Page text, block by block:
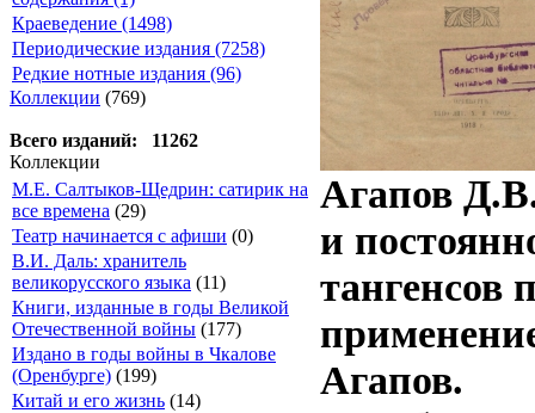
Краеведение (1498)
Периодические издания (7258)
Редкие нотные издания (96)
Коллекции (769)
Всего изданий: 11262
Коллекции
М.Е. Салтыков-Щедрин: сатирик на
все времена (29)
Театр начинается с афиши (0)
В.И. Даль: хранитель
великорусского языка (11)
Книги, изданные в годы Великой
Отечественной войны (177)
Издано в годы войны в Чкалове
(Оренбурге) (199)
Китай и его жизнь (14)
Агапов
и
тангенсов
Агапов.